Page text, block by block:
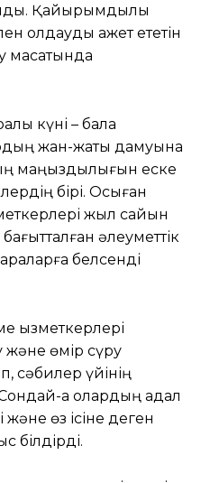
Қайырымдылық
қолдауды қажет ететін
мақсатында
күні – бала
жан-жақты дамуына
маңыздылығын еске
бірі. Осыған
жыл сайын
әлеуметтік
белсенді
қызметкерлері
өмір сүру
сәбилер үйінің
ақ олардың адал
және өз ісіне деген
білдірді.